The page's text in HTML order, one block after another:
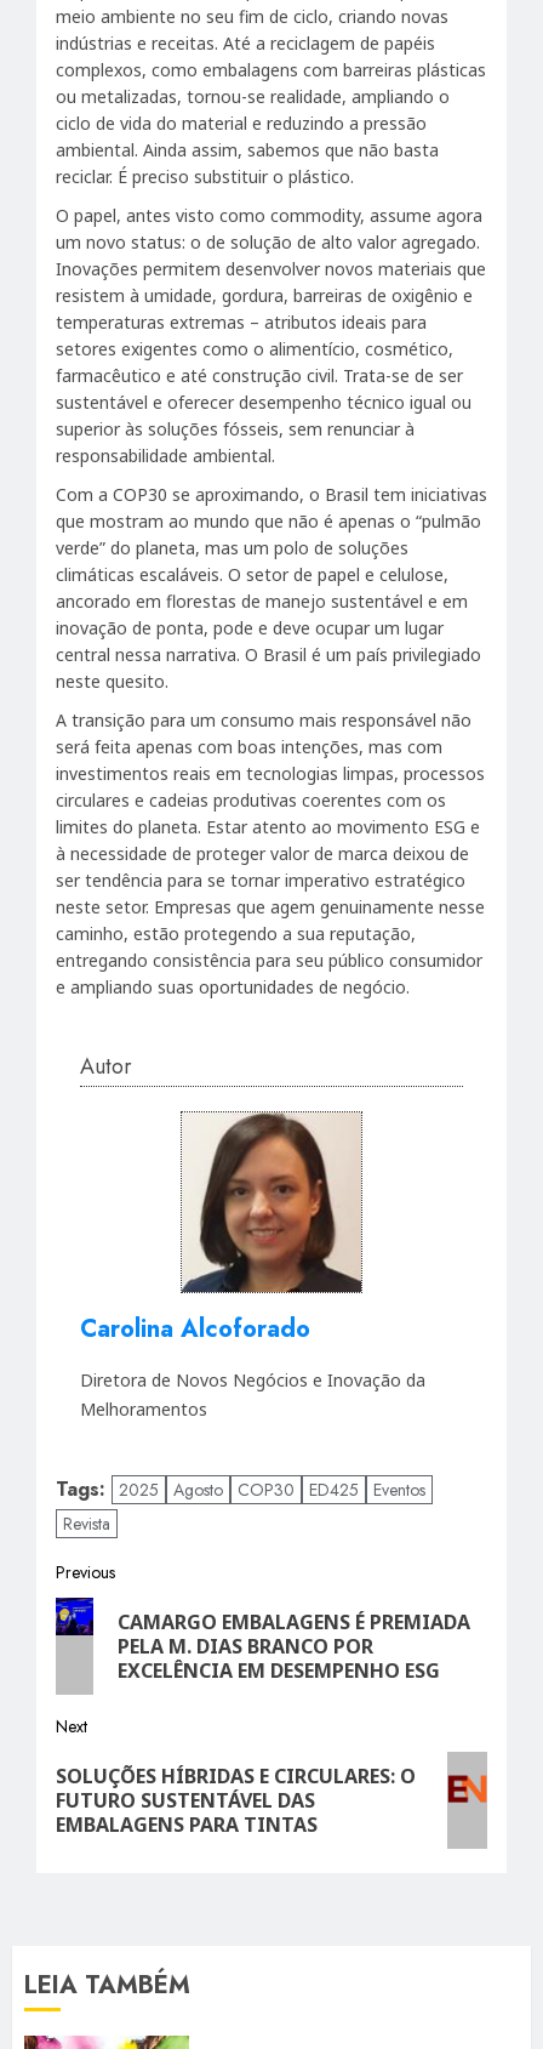
meio ambiente no seu fim de ciclo, criando novas
indústrias e receitas. Até a reciclagem de papéis
complexos, como embalagens com barreiras plásticas
ou metalizadas, tornou-se realidade, ampliando o
ciclo de vida do material e reduzindo a pressão
ambiental. Ainda assim, sabemos que não basta
reciclar. É preciso substituir o plástico.
O papel, antes visto como commodity, assume agora
um novo status: o de solução de alto valor agregado.
Inovações permitem desenvolver novos materiais que
resistem à umidade, gordura, barreiras de oxigênio e
temperaturas extremas – atributos ideais para
setores exigentes como o alimentício, cosmético,
farmacêutico e até construção civil. Trata-se de ser
sustentável e oferecer desempenho técnico igual ou
superior às soluções fósseis, sem renunciar à
responsabilidade ambiental.
Com a COP30 se aproximando, o Brasil tem iniciativas
que mostram ao mundo que não é apenas o “pulmão
verde” do planeta, mas um polo de soluções
climáticas escaláveis. O setor de papel e celulose,
ancorado em florestas de manejo sustentável e em
inovação de ponta, pode e deve ocupar um lugar
central nessa narrativa. O Brasil é um país privilegiado
neste quesito.
A transição para um consumo mais responsável não
será feita apenas com boas intenções, mas com
investimentos reais em tecnologias limpas, processos
circulares e cadeias produtivas coerentes com os
limites do planeta. Estar atento ao movimento ESG e
à necessidade de proteger valor de marca deixou de
ser tendência para se tornar imperativo estratégico
neste setor. Empresas que agem genuinamente nesse
caminho, estão protegendo a sua reputação,
entregando consistência para seu público consumidor
e ampliando suas oportunidades de negócio.
Autor
Carolina Alcoforado
Diretora de Novos Negócios e Inovação da
Melhoramentos
Tags: 2025 Agosto COP30 ED425
Eventos
Revista
Post
navigation
Previous
Previous
post:
CAMARGO EMBALAGENS É PREMIADA
PELA M. DIAS BRANCO POR
EXCELÊNCIA EM DESEMPENHO ESG
Next
Next
post:
SOLUÇÕES HÍBRIDAS E CIRCULARES: O
FUTURO SUSTENTÁVEL DAS
EMBALAGENS PARA TINTAS
LEIA TAMBÉM